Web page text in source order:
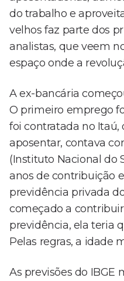
do trabalho e
velhos faz parte dos
analistas, que veem
espaço onde a
A ex-bancária
O primeiro emprego
foi contratada no Itaú,
aposentar, contava
(Instituto Nacional do
anos de contribuição
previdência privada
começado a
previdência, ela teria
Pelas regras, a idade
As previsões do